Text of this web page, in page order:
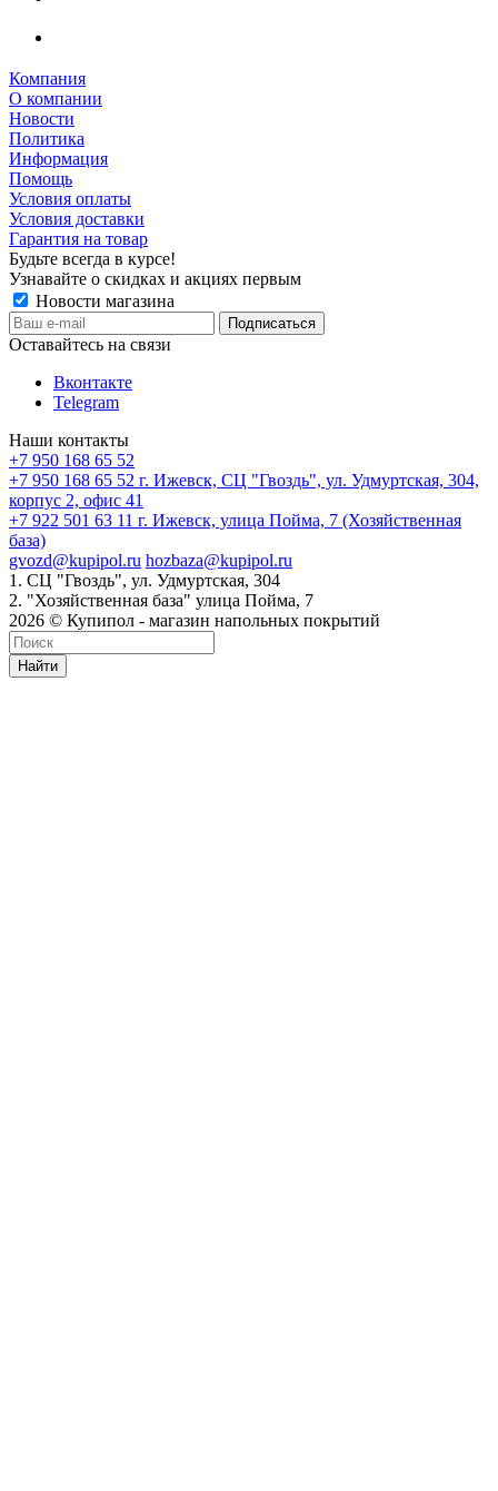
Компания
О компании
Новости
Политика
Информация
Помощь
Условия оплаты
Условия доставки
Гарантия на товар
Будьте всегда в курсе!
Узнавайте о скидках и акциях первым
Новости магазина
Оставайтесь на связи
Вконтакте
Telegram
Наши контакты
+7 950 168 65 52
+7 950 168 65 52 г. Ижевск, СЦ "Гвоздь", ул. Удмуртская, 304,
корпус 2, офис 41
+7 922 501 63 11 г. Ижевск, улица Пойма, 7 (Хозяйственная
база)
gvozd@kupipol.ru hozbaza@kupipol.ru
1. СЦ "Гвоздь", ул. Удмуртская, 304
2. "Хозяйственная база" улица Пойма, 7
2026 © Купипол - магазин напольных покрытий
Найти